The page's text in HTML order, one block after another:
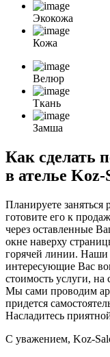
Экокожа
Кожа
Велюр
Ткань
Замша
Как сделать
в ателье Koz-
Планируете заняться
готовите его к
через оставленные
окне наверху
горячей линии. Наши
интересующие Вас
стоимость услуги, на
Мы сами проводим
придется
Насладитесь
С уважением, Koz-